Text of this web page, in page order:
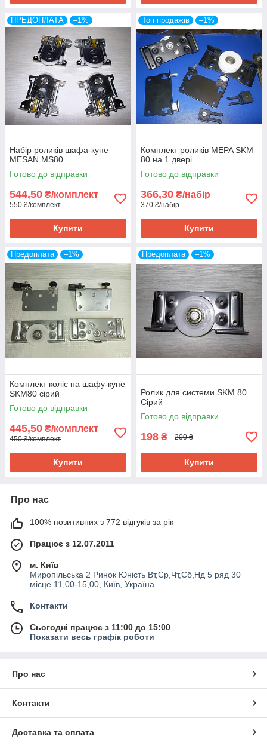
ПРЕДОПЛАТА –1%
Набір роликів шафа-купе
MESAN MS80
Готово до відправки
544,50 ₴/комплект
550 ₴/комплект
Купити
Топ продажів –1%
Комплект роликів MEPA SKM
80 на 1 двері
Готово до відправки
366,30 ₴/набір
370 ₴/набір
Купити
Предоплата –1%
Комплект коліс на шафу-купе
SKM80 сірий
Готово до відправки
445,50 ₴/комплект
450 ₴/комплект
Купити
Предоплата –1%
Ролик для системи SKM 80
Сірий
Готово до відправки
198 ₴ 200 ₴
Купити
Про нас
100% позитивних з 772 відгуків за рік
Працює з 12.07.2011
м. Київ
Миропільська 2 Ринок Юність Вт,Ср,Чт,Сб,Нд 5 ряд 30
місце 11,00-15,00, Київ, Україна
Контакти
Сьогодні працює з 11:00 до 15:00
Показати весь графік роботи
Про нас
Контакти
Доставка та оплата